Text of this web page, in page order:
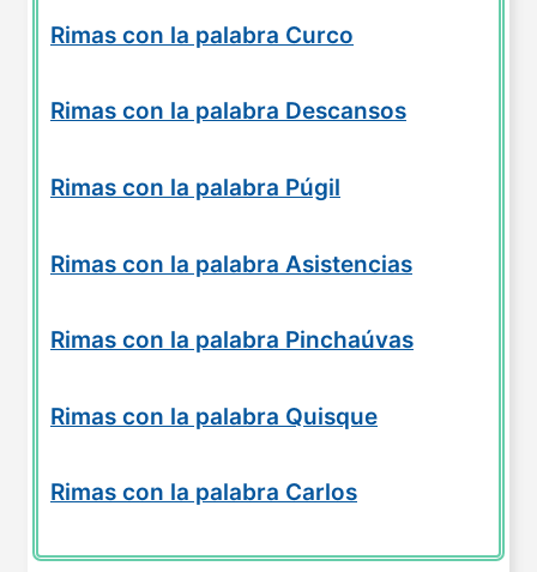
Rimas con la palabra Curco
Rimas con la palabra Descansos
Rimas con la palabra Púgil
Rimas con la palabra Asistencias
Rimas con la palabra Pinchaúvas
Rimas con la palabra Quisque
Rimas con la palabra Carlos